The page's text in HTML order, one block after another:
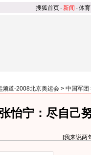
搜狐首页-新闻 -体育
频道-2008北京奥运会 > 中国军团
怡宁：尽自己
[我来说两